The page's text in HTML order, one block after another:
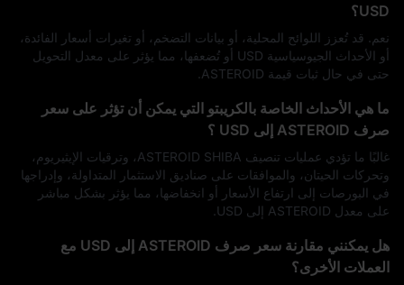
USD؟
نعم. قد تُعزز اللوائح المحلية، أو بيانات التضخم، أو تغيرات أسعار الفائدة،
أو الأحداث الجيوسياسية USD أو تُضعفها، مما يؤثر على معدل التحويل
حتى في حال ثبات قيمة ASTEROID.
ما هي الأحداث الخاصة بالكريبتو التي يمكن أن تؤثر على سعر
صرف ASTEROID إلى USD ؟
غالبًا ما تؤدي عمليات تنصيف ASTEROID SHIBA، وترقيات الإيثيريوم،
وتحركات الحيتان، والموافقات على صناديق الاستثمار المتداولة، وإدراجها
في البورصات إلى ارتفاع الأسعار أو انخفاضها، مما يؤثر بشكل مباشر
على معدل ASTEROID إلى USD.
هل يمكنني مقارنة سعر صرف ASTEROID إلى USD مع
العملات الأخرى؟